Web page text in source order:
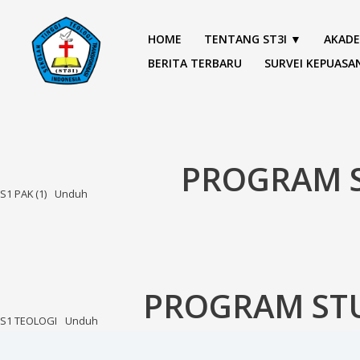
konten
HOME TENTANG ST3I ▼
BERITA TERBARU
SURVEI
PROGRAM
S1 PAK (1) Unduh
PROGRAM
S1 TEOLOGI Unduh